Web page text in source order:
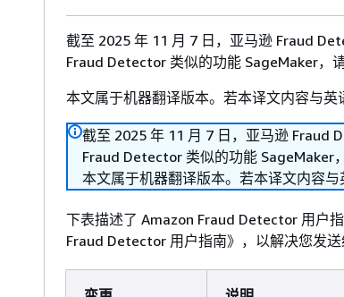
截至 2025 年 11 月 7 日，亚马逊 Fraud
Fraud Detector 类似的功能 SageMaker，
本文属于机器翻译版本。若本译文内容与英
截至 2025 年 11 月 7 日，亚马逊 Fraud
Fraud Detector 类似的功能 SageMaker
本文属于机器翻译版本。若本译文内容
下表描述了 Amazon Fraud Detector 用户
Fraud Detector 用户指南》，以解决您发送